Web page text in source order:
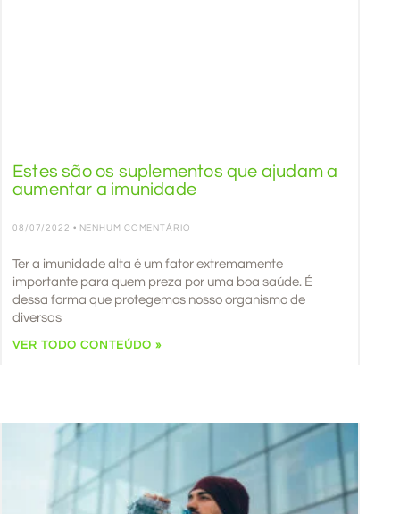
Estes são os suplementos que ajudam a
aumentar a imunidade
08/07/2022 NENHUM COMENTÁRIO
Ter a imunidade alta é um fator extremamente
importante para quem preza por uma boa saúde. É
dessa forma que protegemos nosso organismo de
diversas
VER TODO CONTEÚDO »